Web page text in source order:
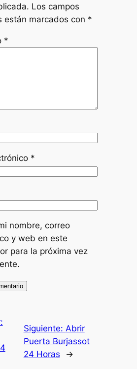
Los campos
están marcados con *
*
*
nombre, correo
y web en este
para la próxima vez
Siguiente: Abrir
Puerta Burjassot
24 Horas
→